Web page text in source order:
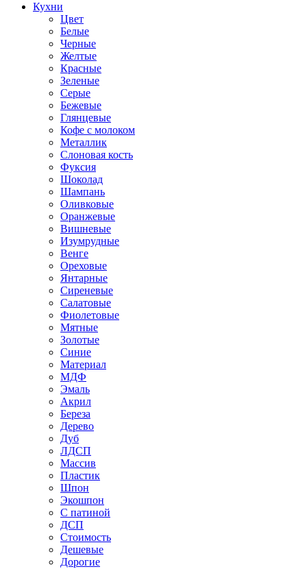
Кухни
Цвет
Белые
Черные
Желтые
Красные
Зеленые
Серые
Бежевые
Глянцевые
Кофе с молоком
Металлик
Слоновая кость
Фуксия
Шоколад
Шампань
Оливковые
Оранжевые
Вишневые
Изумрудные
Венге
Ореховые
Янтарные
Сиреневые
Салатовые
Фиолетовые
Мятные
Золотые
Синие
Материал
МДФ
Эмаль
Акрил
Береза
Дерево
Дуб
ЛДСП
Массив
Пластик
Шпон
Экошпон
С патиной
ДСП
Стоимость
Дешевые
Дорогие